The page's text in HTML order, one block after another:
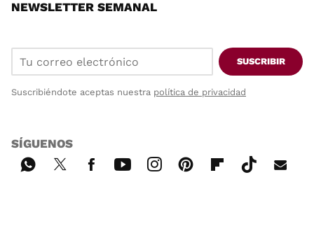
NEWSLETTER SEMANAL
SUSCRIBIR
Suscribiéndote aceptas nuestra política de privacidad
SÍGUENOS